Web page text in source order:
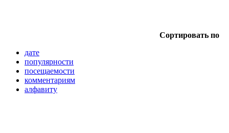
Сортировать по
дате
популярности
посещаемости
комментариям
алфавиту